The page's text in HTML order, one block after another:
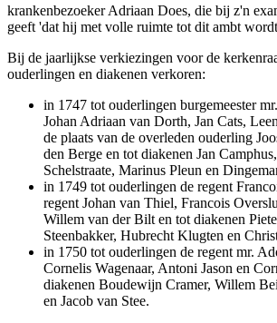
krankenbezoeker Adriaan Does, die bij z'n
geeft 'dat hij met volle ruimte tot dit ambt
Bij de jaarlijkse verkiezingen voor de
ouderlingen en diakenen verkoren:
in 1747 tot ouderlingen burgemeester
Johan Adriaan van Dorth, Jan Cats,
de plaats van de overleden ouderling
den Berge en tot diakenen Jan
Schelstraate, Marinus Pleun en
in 1749 tot ouderlingen de regent
regent Johan van Thiel, Francois
Willem van der Bilt en tot diakenen
Steenbakker, Hubrecht Klugten en
in 1750 tot ouderlingen de regent mr.
Cornelis Wagenaar, Antoni Jason en
diakenen Boudewijn Cramer, Willem
en Jacob van Stee.